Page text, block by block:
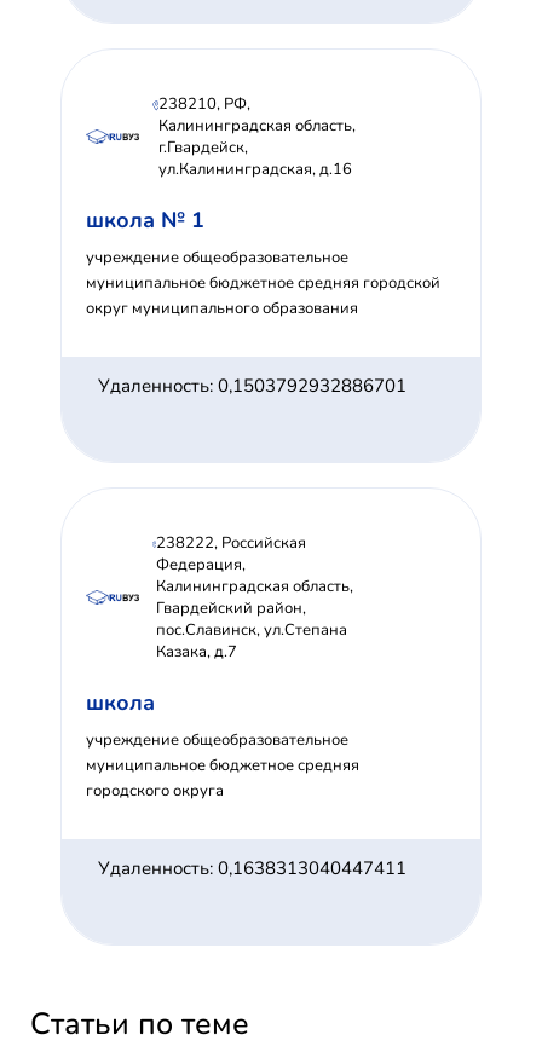
238210, РФ,
Калининградская область,
г.Гвардейск,
ул.Калининградская, д.16
школа № 1
учреждение общеобразовательное
муниципальное бюджетное средняя городской
округ муниципального образования
Удаленность: 0,1503792932886701
238222, Российская
Федерация,
Калининградская область,
Гвардейский район,
пос.Славинск, ул.Степана
Казака, д.7
школа
учреждение общеобразовательное
муниципальное бюджетное средняя
городского округа
Удаленность: 0,1638313040447411
Статьи по теме